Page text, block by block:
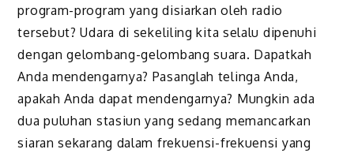
program-program yang disiarkan oleh radio
tersebut? Udara di sekeliling kita selalu dipenuhi
dengan gelombang-gelombang suara. Dapatkah
Anda mendengarnya? Pasanglah telinga Anda,
apakah Anda dapat mendengarnya? Mungkin ada
dua puluhan stasiun yang sedang memancarkan
siaran sekarang dalam frekuensi-frekuensi yang